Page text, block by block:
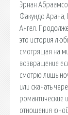
Эрнан
Факундо Арана,
Ангел.
это история
смотрящая на
возвращение
смотрю лишь
или скачать
романтические
отношения